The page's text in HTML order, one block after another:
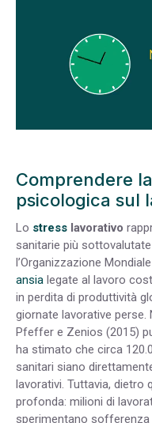
Comprendere
psicologica sul
Lo stress lavorativo
sanitarie più
l’Organizzazione
ansia legate al lavoro
in perdita di produttività
giornate lavorative perse.
Pfeffer e Zenios (2015)
ha stimato che circa
sanitari siano
lavorativi. Tuttavia, dietro
profonda: milioni di
sperimentano